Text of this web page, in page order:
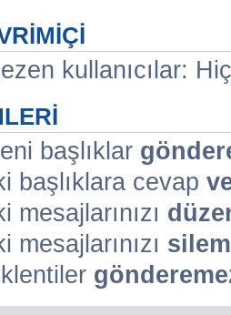
kullanıcılar:
başlıklar
başlıklara cevap
mesajlarınızı
mesajlarınızı